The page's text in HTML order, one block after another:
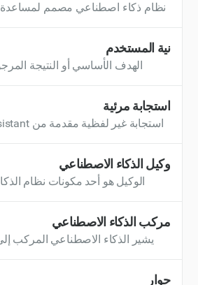
نظام ذكاء اصطناعي مصمم
المحادثات. عادةً ما يتم دمج
الاصطناعي في عمليات سير العمل
نية المستخدم
الهدف الأساسي أو النتيجة
للذكاء الاصطناعي لتوليد
استجابة مرئية
العناصر المرئية الأخرى. غالبًا ما
المرئية لاستكمال الاستجابات اللفظية
وكيل الذكاء الاصطناعي
الوكيل هو أحد مكونات نظام
المهام أو الإجراءات استجابةً
التعامل مع مجموعة متنوعة من
مركب الذكاء الاصطناعي
يشير الذكاء الاصطناعي المركب
حوار